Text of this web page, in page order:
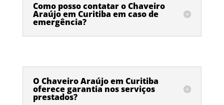
Como posso contatar o Chaveiro
Araújo em Curitiba em caso de
emergência?
O Chaveiro Araújo em Curitiba
oferece garantia nos serviços
prestados?